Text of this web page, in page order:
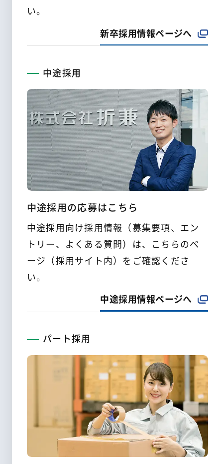
い。
新卒採用情報ページへ
中途採用
中途採用の応募はこちら
中途採用向け採用情報（募集要項、エン
トリー、よくある質問）は、こちらのペ
ージ（採用サイト内）をご確認くださ
い。
中途採用情報ページへ
パート採用